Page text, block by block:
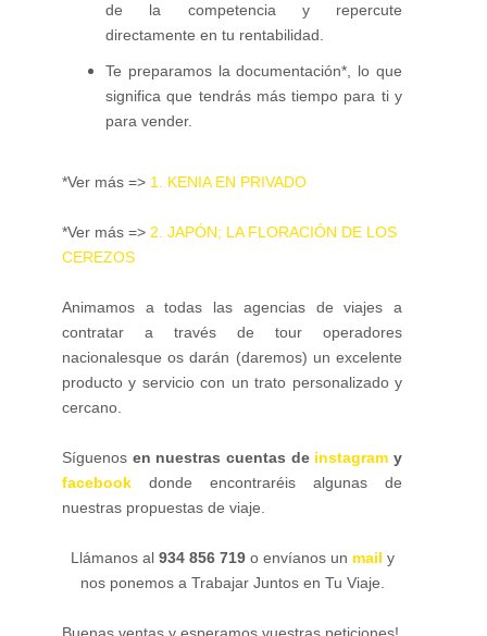
de la competencia y repercute
directamente en tu rentabilidad.
Te preparamos la documentación*, lo que
significa que tendrás más tiempo para ti y
para vender.
*Ver más => 1. KENIA EN PRIVADO
*Ver más => 2. JAPÓN; LA FLORACIÓN DE LOS
CEREZOS
Animamos a todas las agencias de viajes a
contratar a través de tour operadores
nacionalesque os darán (daremos) un excelente
producto y servicio con un trato personalizado y
cercano.
Síguenos en nuestras cuentas de instagram y
facebook donde encontraréis algunas de
nuestras propuestas de viaje.
Llámanos al 934 856 719 o envíanos un mail y
nos ponemos a Trabajar Juntos en Tu Viaje.